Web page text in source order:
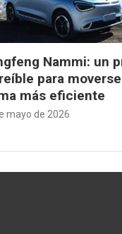
Nammi: un
para
más eficiente
mayo de 2026